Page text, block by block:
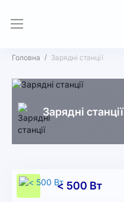
Головна Зарядні станції
Зарядні станції
< 500 Вт